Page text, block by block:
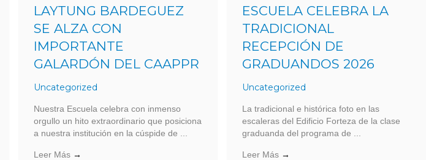
LAYTUNG BARDEGUEZ
SE ALZA CON
IMPORTANTE
GALARDÓN DEL CAAPPR
Uncategorized
Nuestra Escuela celebra con inmenso
orgullo un hito extraordinario que posiciona
a nuestra institución en la cúspide de ...
Leer Más →
ESCUELA CELEBRA LA
TRADICIONAL
RECEPCIÓN DE
GRADUANDOS 2026
Uncategorized
La tradicional e histórica foto en las
escaleras del Edificio Forteza de la clase
graduanda del programa de ...
Leer Más →